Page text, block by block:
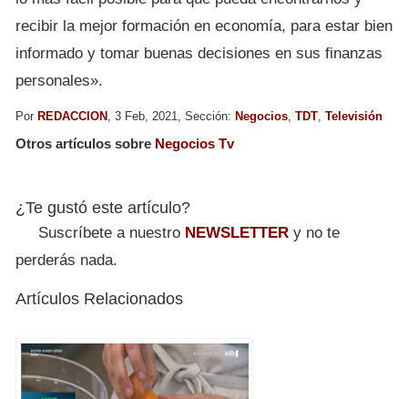
recibir la mejor formación en economía, para estar bien
informado y tomar buenas decisiones en sus finanzas
personales».
Por REDACCION , 3 Feb, 2021, Sección: Negocios TDT Televisión
Otros artículos sobre Negocios Tv
¿Te gustó este artículo?
Suscríbete a nuestro NEWSLETTER y no te
perderás nada.
Artículos Relacionados